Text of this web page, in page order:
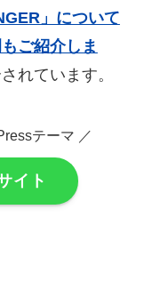
」について
ご紹介しま
れています。
テーマ ／
イト